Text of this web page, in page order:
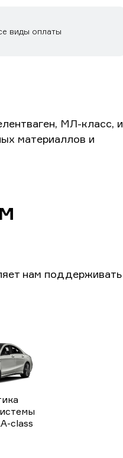
виды оплаты
МЛ-класс, и
материаллов и
нам поддерживать
class